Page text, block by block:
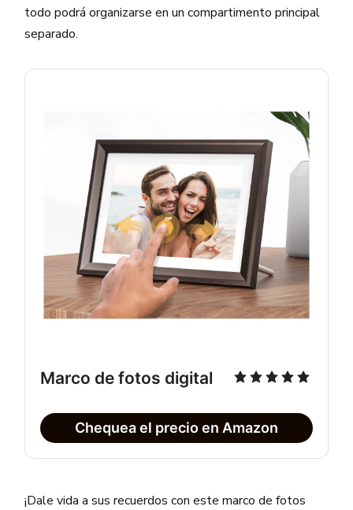
todo podrá organizarse en un compartimento principal
separado.
Marco de fotos digital
Chequea el precio en Amazon
¡Dale vida a sus recuerdos con este marco de fotos